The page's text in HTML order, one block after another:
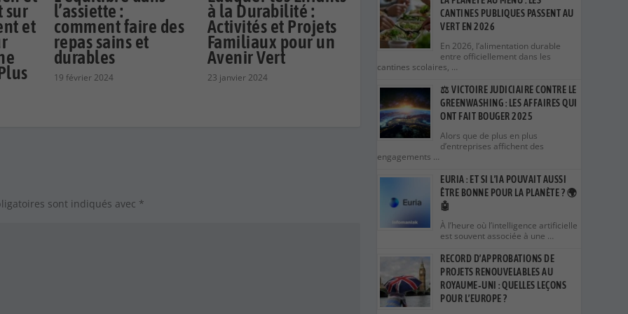
sur
et
l’assiette :
comment faire des
repas sains et
durables
19 février 2024
à la Durabilité :
Activités et Projets
Familiaux pour un
Avenir Vert
23 janvier 2024
sont indiqués avec *
CANTINES PUBLIQUES PASSENT AU
VERT EN 2026
En 2026, l’alimentation durable
entre officiellement dans les
cantines scolaires, …
⚖️ VICTOIRE JUDICIAIRE CONTRE LE
GREENWASHING : LES AFFAIRES QUI
ONT FAIT BOUGER 2025
Alors que de plus en plus
d’entreprises affichent des
engagements …
EURIA : ET SI L’IA POUVAIT AUSSI
ÊTRE BONNE POUR LA PLANÈTE ? 🌍
🤖
À l’heure où l’intelligence artificielle
est souvent associée à une …
RECORD D’APPROBATIONS DE
PROJETS RENOUVELABLES AU
ROYAUME‑UNI : QUELLES LEÇONS
POUR L’EUROPE ?